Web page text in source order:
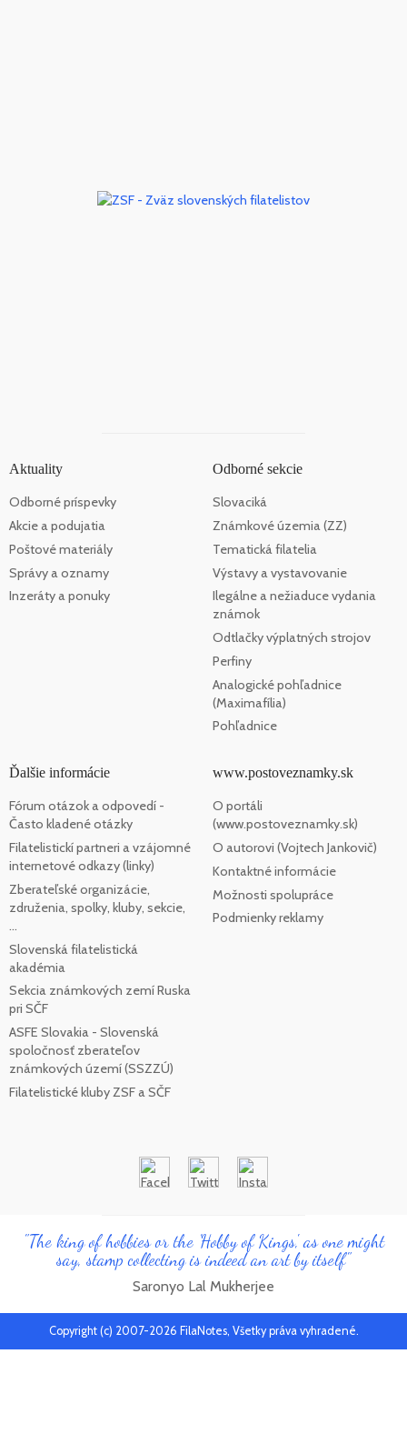
Aktuality
Odborné príspevky
Akcie a podujatia
Poštové materiály
Správy a oznamy
Inzeráty a ponuky
Odborné sekcie
Slovaciká
Známkové územia (ZZ)
Tematická filatelia
Výstavy a vystavovanie
Ilegálne a nežiaduce vydania
známok
Odtlačky výplatných strojov
Perfiny
Analogické pohľadnice
(Maximafília)
Pohľadnice
Ďalšie informácie
Fórum otázok a odpovedí -
Často kladené otázky
Filatelistickí partneri a vzájomné
internetové odkazy (linky)
Zberateľské organizácie,
združenia, spolky, kluby, sekcie,
...
Slovenská filatelistická
akadémia
Sekcia známkových zemí Ruska
pri SČF
ASFE Slovakia - Slovenská
spoločnosť zberateľov
známkových území (SSZZÚ)
Filatelistické kluby ZSF a SČF
www.postoveznamky.sk
O portáli
(www.postoveznamky.sk)
O autorovi (Vojtech Jankovič)
Kontaktné informácie
Možnosti spolupráce
Podmienky reklamy
"The king of hobbies or the 'Hobby of Kings', as one might
say, stamp collecting is indeed an art by itself"
Saronyo Lal Mukherjee
Copyright (c) 2007-2026 FilaNotes, Všetky práva vyhradené.